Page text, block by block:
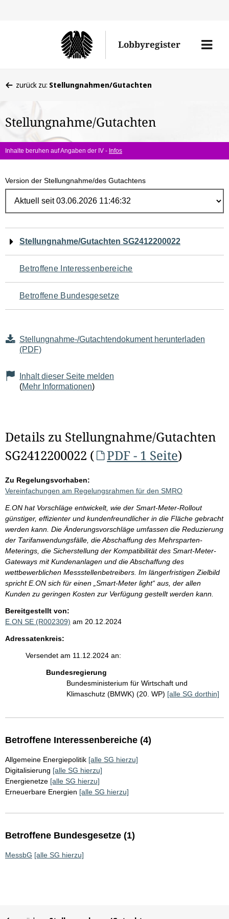
Lobbyregister
Menü
befinden
hier:
zurück zu: Stellungnahmen/Gutachten
Stellungnahme/Gutachten
Inhalte beruhen auf Angaben der IV - Infos
Version der Stellungnahme/des Gutachtens
Navigation
für
den
Seiteninhalt
Stellungnahme/Gutachten SG2412200022
Betroffene Interessenbereiche
Betroffene Bundesgesetze
Stellungnahme-/Gutachtendokument herunterladen
(PDF)
Inhalt dieser Seite melden
(Mehr Informationen)
Details zu Stellungnahme/Gutachten
SG2412200022 (
PDF - 1 Seite)
Zu Regelungsvorhaben:
Vereinfachungen am Regelungsrahmen für den SMRO
E.ON hat Vorschläge entwickelt, wie der Smart-Meter-Rollout
günstiger, effizienter und kundenfreundlicher in die Fläche gebracht
werden kann. Die Änderungsvorschläge umfassen die Reduzierung
der Tarifanwendungsfälle, die Abschaffung des Mehrsparten-
Meterings, die Sicherstellung der Kompatibilität des Smart-Meter-
Gateways mit Kundenanlagen und die Abschaffung des
wettbewerblichen Messstellenbetreibers. Im längerfristigen Zielbild
spricht E.ON sich für einen „Smart-Meter light“ aus, der allen
Kunden zu geringen Kosten zur Verfügung gestellt werden kann.
Bereitgestellt von:
E.ON SE (R002309) am 20.12.2024
Adressatenkreis:
Versendet am 11.12.2024 an:
Bundesregierung
Bundesministerium für Wirtschaft und
Klimaschutz (BMWK) (20. WP) [alle SG dorthin]
Betroffene Interessenbereiche (4)
Allgemeine Energiepolitik [alle SG hierzu]
Digitalisierung [alle SG hierzu]
Energienetze [alle SG hierzu]
Erneuerbare Energien [alle SG hierzu]
Betroffene Bundesgesetze (1)
MessbG [alle SG hierzu]